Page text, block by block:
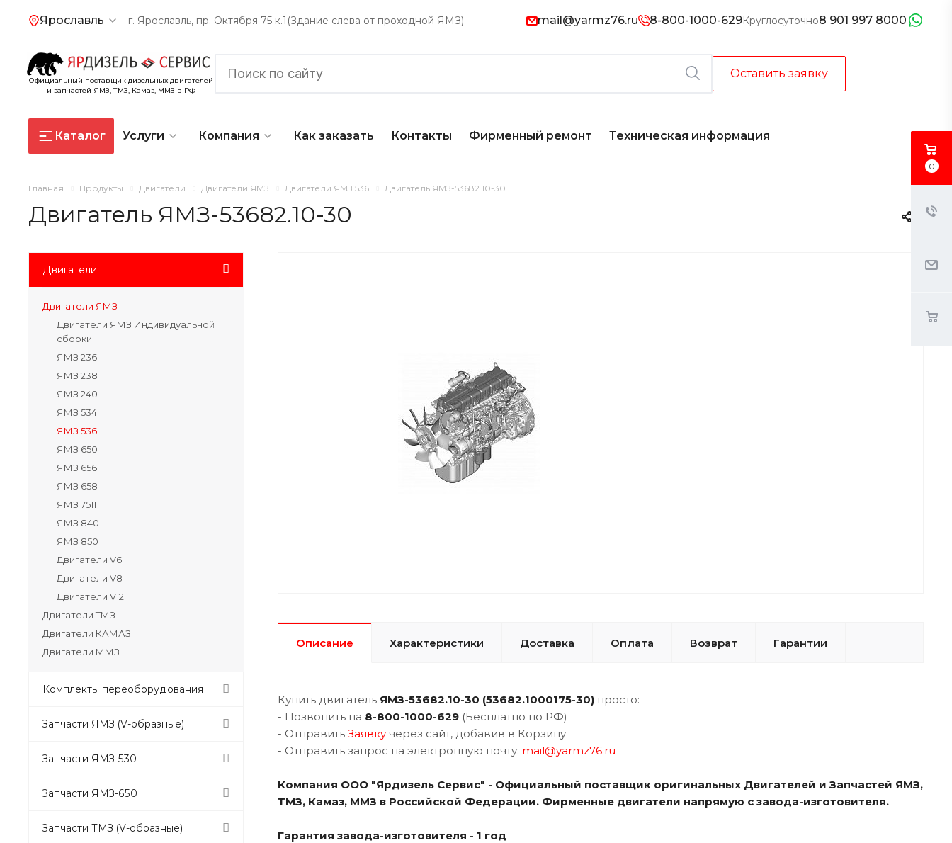
Ярославль г. Ярославль, пр. Октября 75 к.1(Здание слева от проходной ЯМЗ) mail@yarmz76.ru 8-800-1000-629Круглосуточно8 901 997 8000
Официальный поставщик дизельных двигателей
и запчастей ЯМЗ, ТМЗ, Камаз, ММЗ в РФ
Оставить заявку
Каталог Услуги Компания Как заказать Контакты Фирменный ремонт Техническая информация
Главная Продукты Двигатели Двигатели ЯМЗ Двигатели ЯМЗ 536 Двигатель ЯМЗ-53682.10-30
Двигатель ЯМЗ-53682.10-30
Описание Характеристики Доставка Оплата Возврат Гарантии
Купить двигатель ЯМЗ-53682.10-30 (53682.1000175-30) просто:
- Позвонить на 8-800-1000-629 (Бесплатно по РФ)
- Отправить Заявку через сайт, добавив в Корзину
- Отправить запрос на электронную почту: mail@yarmz76.ru
Компания ООО "Ярдизель Сервис" - Официальный поставщик оригинальных Двигателей и Запчастей ЯМЗ,
ТМЗ, Камаз, ММЗ в Российской Федерации. Фирменные двигатели напрямую с завода-изготовителя.
Гарантия завода-изготовителя - 1 год
Двигатели
Двигатели ЯМЗ
Двигатели ЯМЗ Индивидуальной
сборки
ЯМЗ 236
ЯМЗ 238
ЯМЗ 240
ЯМЗ 534
ЯМЗ 536
ЯМЗ 650
ЯМЗ 656
ЯМЗ 658
ЯМЗ 7511
ЯМЗ 840
ЯМЗ 850
Двигатели V6
Двигатели V8
Двигатели V12
Двигатели ТМЗ
Двигатели КАМАЗ
Двигатели ММЗ
Комплекты переоборудования
Запчасти ЯМЗ (V-образные)
Запчасти ЯМЗ-530
Запчасти ЯМЗ-650
Запчасти ТМЗ (V-образные)
0